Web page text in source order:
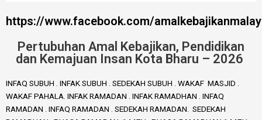
https://www.facebook.com/
Pertubuhan Amal Kebajikan, Pendidikan
dan Kemajuan Insan Kota Bharu – 2026
INFAQ SUBUH . INFAK SUBUH . SEDEKAH SUBUH . WAKAF MASJID .
WAKAF PAHALA. INFAK RAMADAN . INFAK RAMADHAN . INFAQ
RAMADAN . INFAQ RAMADAN . SEDEKAH RAMADAN. SEDEKAH